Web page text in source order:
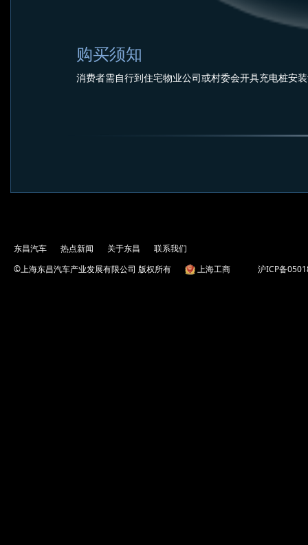
购买须知
消费者需自行到住宅物业公司或村委会开具充电桩安
东昌汽车 热点新闻 关于东昌
联系我们
©上海东昌汽车产业发展有限公司 版权所有
上海工商 沪ICP备